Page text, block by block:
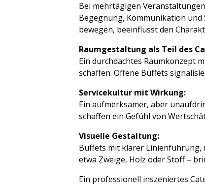
Bei mehrtägigen
Begegnung, Kommunikation und
bewegen, beeinflusst den
Raumgestaltung als Teil des
Ein durchdachtes Raumkonzept
schaffen. Offene Buffets
Servicekultur mit Wirkung:
Ein aufmerksamer, aber
schaffen ein Gefühl von
Visuelle Gestaltung:
Buffets mit klarer Linienführung,
etwa Zweige, Holz oder Stoff –
Ein professionell inszeniertes